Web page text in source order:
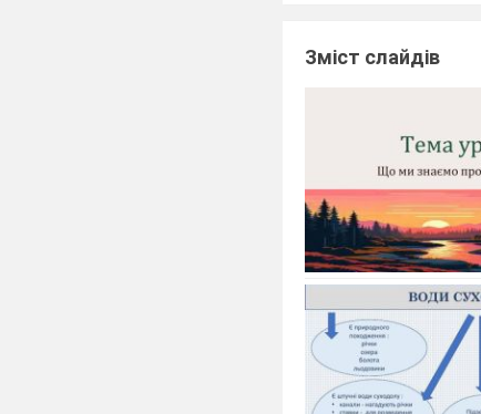
Зміст слайдів